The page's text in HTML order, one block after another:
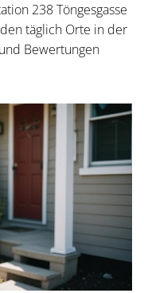
238 Töngesgasse
täglich Orte in der
Bewertungen